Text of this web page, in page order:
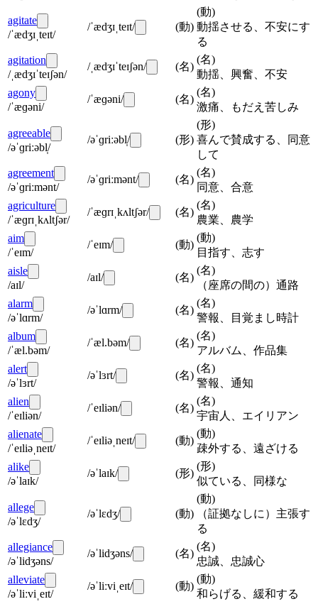
agitate
/ˈædʒɪˌteɪt/
/ˈædʒɪˌteɪt/ (動)
(動)
動揺させる、不安にす
る
agitation
/ˌædʒɪˈteɪʃən/
/ˌædʒɪˈteɪʃən/ (名)
(名)
動揺、興奮、不安
agony
/ˈæɡəni/
/ˈæɡəni/ (名)
(名)
激痛、もだえ苦しみ
agreeable
/əˈɡriːəbl̩/
/əˈɡriːəbl̩/ (形)
(形)
喜んで賛成する、同意
して
agreement
/əˈɡriːmənt/
/əˈɡriːmənt/ (名)
(名)
同意、合意
agriculture
/ˈæɡrɪˌkʌltʃər/
/ˈæɡrɪˌkʌltʃər/ (名)
(名)
農業、農学
aim
/ˈeɪm/
/ˈeɪm/ (動)
(動)
目指す、志す
aisle
/aɪl/
/aɪl/ (名)
(名)
（座席の間の）通路
alarm
/əˈlɑrm/
/əˈlɑrm/ (名)
(名)
警報、目覚まし時計
album
/ˈæl.bəm/
/ˈæl.bəm/ (名)
(名)
アルバム、作品集
alert
/əˈlɜrt/
/əˈlɜrt/ (名)
(名)
警報、通知
alien
/ˈeɪliən/
/ˈeɪliən/ (名)
(名)
宇宙人、エイリアン
alienate
/ˈeɪliəˌneɪt/
/ˈeɪliəˌneɪt/ (動)
(動)
疎外する、遠ざける
alike
/əˈlaɪk/
/əˈlaɪk/ (形)
(形)
似ている、同様な
allege
/əˈlɛdʒ/
/əˈlɛdʒ/ (動)
(動)
（証拠なしに）主張す
る
allegiance
/əˈlidʒəns/
/əˈlidʒəns/ (名)
(名)
忠誠、忠誠心
alleviate
/əˈliːviˌeɪt/
/əˈliːviˌeɪt/ (動)
(動)
和らげる、緩和する